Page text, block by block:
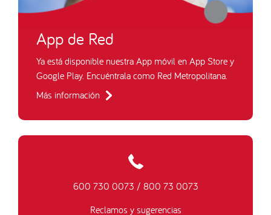
App de Red
Ya está disponible nuestra App móvil en App Store y
Google Play. Encuéntrala como Red Metropolitana.
Más información
600 730 0073 / 800 73 0073
Reclamos y sugerencias